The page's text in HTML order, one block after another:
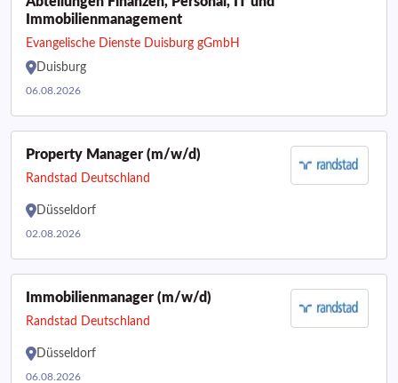
Immobilienmanagement
Evangelische Dienste Duisburg gGmbH
Duisburg
06.08.2026
Property Manager (m/w/d)
Randstad Deutschland
Düsseldorf
02.08.2026
Immobilienmanager (m/w/d)
Randstad Deutschland
Düsseldorf
06.08.2026